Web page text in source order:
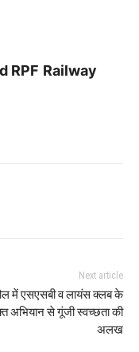
RPF Railway
Next article
में एसएसबी व लायंस क्लब के
अभियान से गूंजी स्वच्छता की
अलख